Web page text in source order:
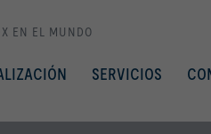
EN EL MUNDO
SERVICIOS